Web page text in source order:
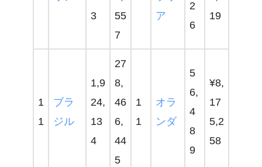
3
55
7
ア
2
6
19
1
1
ブラ
ジル
1,9
24,
13
4
27
8,
46
6,
44
5
1
1
オラ
ンダ
5
6,
4
8
9
¥8,
17
5,2
58